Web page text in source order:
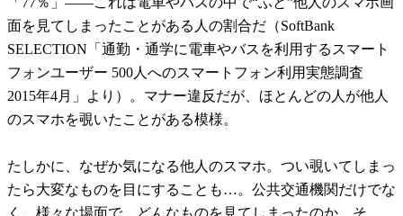
面を見てしまったことがある人の割合だ（SoftBank
SELECTION「通勤・通学に電車やバスを利用するスマート
フォンユーザー 500人へのスマートフォン利用実態調査
2015年4月」より）。マナー違反だが、ほとんどの人が他人
のスマホを覗いたことがある模様。
たしかに、なぜか気になる他人のスマホ。つい覗いてしまっ
たら大変なものを目にすることも…。公共交通機関だけでな
く、様々な場面で、どんなものを見てしまったのか、そ